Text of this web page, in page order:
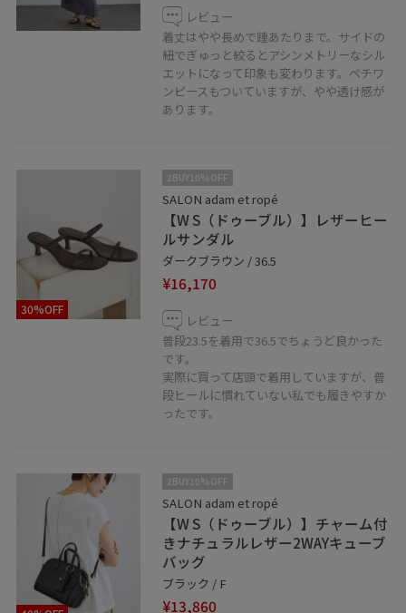
✏︎Information
JUNのアプリのお気に入りのコーディネートや、ショッ
プスタッフに♡をタップ！
→フォローを頂くと【お気に入り】タブからご覧頂きや
LINEでのお問い合わせを開始致しました！アトレ吉祥寺
店スタッフへのご相談は【友達追加】をタップしてくだ
お気軽にお問合せくださいませ☺︎
SALON adam et ropé アトレ吉祥寺店
東京都武蔵野市吉祥寺南町1-1-24
レビュー
着丈はやや長めで踵あたりまで。サイドの
紐でぎゅっと絞るとアシンメトリーなシル
エットになって印象も変わります。ペチワ
ンピースもついていますが、やや透け感が
あります。
30%OFF
2BUY10%OFF
SALON adam et ropé
【W S（ドゥーブル）】レザーヒー
ルサンダル
ダークブラウン / 36.5
¥16,170
レビュー
普段23.5を着用で36.5でちょうど良かった
です。
実際に買って店頭で着用していますが、普
段ヒールに慣れていない私でも履きやすか
ったです。
2BUY10%OFF
SALON adam et ropé
【W S（ドゥーブル）】チャーム付
きナチュラルレザー2WAYキューブ
バッグ
ブラック / F
¥13,860